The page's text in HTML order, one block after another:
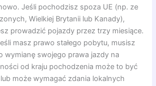
Jeśli pochodzisz spoza UE (np. ze
Wielkiej Brytanii lub Kanady),
prowadzić pojazdy przez trzy miesiące.
masz prawo stałego pobytu, musisz
wymianę swojego prawa jazdy na
od kraju pochodzenia może to być
może wymagać zdania lokalnych